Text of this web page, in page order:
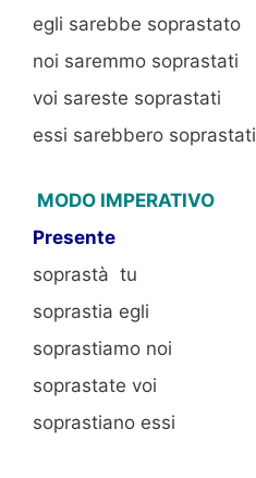
egli sarebbe soprastato
noi saremmo soprastati
voi sareste soprastati
essi sarebbero soprastati
MODO IMPERATIVO
Presente
soprastà tu
soprastia egli
soprastiamo noi
soprastate voi
soprastiano essi